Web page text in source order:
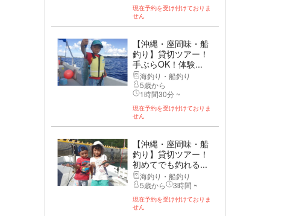
現在予約を受け付けておりま
せん
【沖縄・座間味・船
釣り】貸切ツアー！
手ぶらOK！体験...
海釣り・船釣り
5歳から
1時間30分 ~
現在予約を受け付けておりま
せん
【沖縄・座間味・船
釣り】貸切ツアー！
初めてでも釣れる...
海釣り・船釣り
5歳から
3時間 ~
現在予約を受け付けておりま
せん